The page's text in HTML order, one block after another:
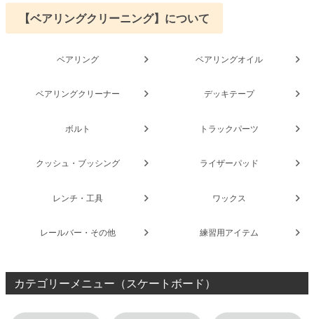
【ベアリングクリーニング】について
ベアリング ベアリングオイル
ベアリングクリーナー デッキテープ
ボルト トラックパーツ
クッシュ・ブッシング ライザーパッド
レンチ・工具 ワックス
レールバー・その他 練習用アイテム
カテゴリーメニュー（スケートボード）